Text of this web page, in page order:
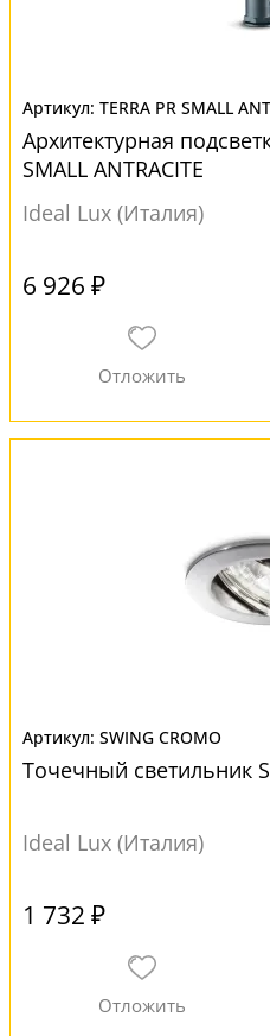
TERRA PR SMALL
Архитектурная
SMALL ANTRACITE
Ideal Lux (Италия)
6 926 ₽
SWING CROMO
Точечный светильник
Ideal Lux (Италия)
1 732 ₽